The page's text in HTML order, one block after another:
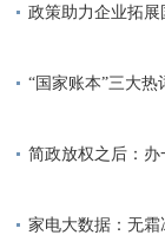
政策助力企业拓展
“国家账本”三大热
简政放权之后：办
家电大数据：无